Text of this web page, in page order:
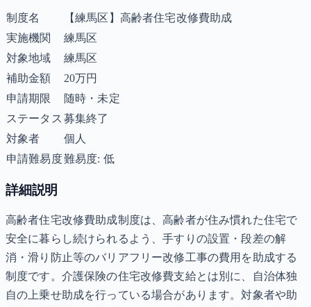
制度名
【練馬区】高齢者住宅改修費助成
実施機関
練馬区
対象地域
練馬区
補助金額
20万円
申請期限
随時・未定
ステータス 募集終了
対象者
個人
申請難易度難易度: 低
詳細説明
高齢者住宅改修費助成制度は、高齢者が住み慣れた住宅で
安全に暮らし続けられるよう、手すりの設置・段差の解
消・滑り防止等のバリアフリー改修工事の費用を助成する
制度です。介護保険の住宅改修費支給とは別に、自治体独
自の上乗せ助成を行っている場合があります。対象者や助